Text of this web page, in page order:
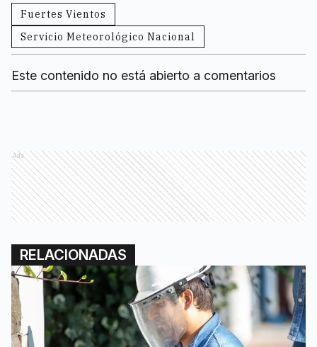
Fuertes Vientos
Servicio Meteorológico Nacional
Este contenido no está abierto a comentarios
Ads
RELACIONADAS